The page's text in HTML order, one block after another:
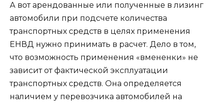
А вот арендованные или полученные в лизинг
автомобили при подсчете количества
транспортных средств в целях применения
ЕНВД нужно принимать в расчет. Дело в том,
что возможность применения «вмененки» не
зависит от фактической эксплуатации
транспортных средств. Она определяется
наличием у перевозчика автомобилей на